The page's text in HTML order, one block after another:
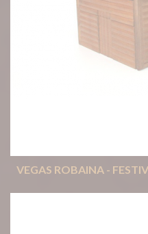
VEGAS ROBAINA -